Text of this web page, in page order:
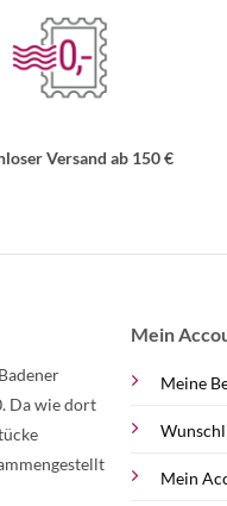
Versand ab 150 €
Da wie dort
Mein
Meine
Mein